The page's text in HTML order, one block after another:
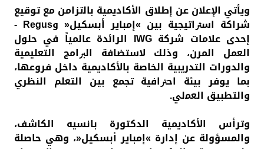
وﻳﺄﺗﻲ اﻹﻋﻼن ﻋﻦ إﻃﻼق اﻷﻛﺎدﻳﻤﻴﺔ ﺑﺎﻟتزاﻣﻦ ﻣﻊ ﺗﻮﻗﻴﻊ
شراﻛﺔ اﺳﱰاﺗﻴﺠﻴﺔ بين »إﻣﺒﺎﻳﺮ أﺑﺴﻜﻴﻞ« وRegus -
إﺣﺪى علامات شركة IWG الرائدة عالمياً في حلول
اﻟﻌﻤﻞ اﻟﻤﺮن، وذﻟﻚ ﻻﺳﺘﻀﺎﻓﺔ اﻟﱪاﻣﺞ اﻟﺘﻌﻠﻴﻤﻴﺔ
واﻟﺪورات اﻟﺘﺪرﻳﺒﻴﺔ اﻟﺨﺎﺻﺔ ﺑﺎﻷﻛﺎدﻳﻤﻴﺔ داﺧﻞ ﻓﺮوﻋﻬﺎ،
ﺑﻤﺎ ﻳﻮﻓﺮ ﺑﻴﺌﺔ اﺣﱰاﻓﻴﺔ ﺗﺠﻤﻊ بين اﻟﺘﻌﻠﻢ اﻟﻨﻈﺮي
واﻟﺘﻄﺒﻴﻖ اﻟﻌﻤلي.
وﺗﺮأس اﻷﻛﺎدﻳﻤﻴﺔ اﻟﺪﻛﺘﻮرة ﺑﺎﻧﺴﻴﻪ اﻟﻜﺎﺷﻒ،
واﻟﻤﺴﺆوﻟﺔ ﻋﻦ إدارة »إﻣﺒﺎﻳﺮ أﺑﺴﻜﻴﻞ«، وﻫﻲ ﺣﺎﺻﻠﺔ